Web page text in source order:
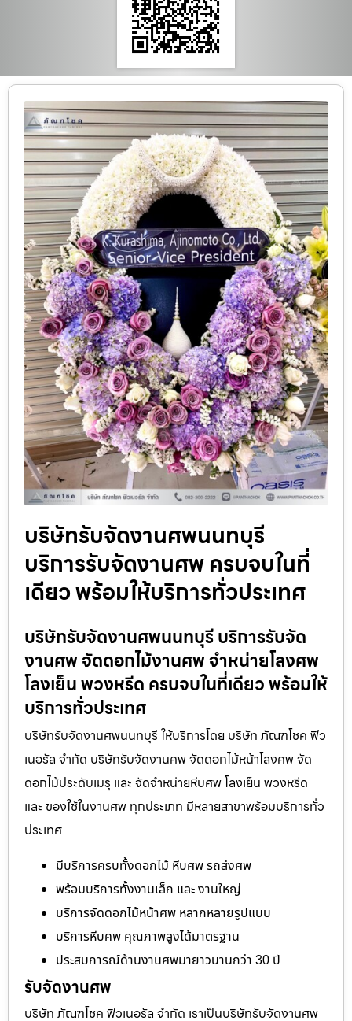
บริษัทรับจัดงานศพนนทบุรี
บริการรับจัดงานศพ ครบจบในที่
เดียว พร้อมให้บริการทั่วประเทศ
บริษัทรับจัดงานศพนนทบุรี บริการรับจัด
งานศพ จัดดอกไม้งานศพ จำหน่ายโลงศพ
โลงเย็น พวงหรีด ครบจบในที่เดียว พร้อมให้
บริการทั่วประเทศ
บริษัทรับจัดงานศพนนทบุรี ให้บริการโดย บริษัท ภัณฑโชค ฟิว
เนอรัล จำกัด บริษัทรับจัดงานศพ จัดดอกไม้หน้าโลงศพ จัด
ดอกไม้ประดับเมรุ และ จัดจำหน่ายหีบศพ โลงเย็น พวงหรีด
และ ของใช้ในงานศพ ทุกประเภท มีหลายสาขาพร้อมบริการทั่ว
ประเทศ
มีบริการครบทั้งดอกไม้ หีบศพ รถส่งศพ
พร้อมบริการทั้งงานเล็ก และ งานใหญ่
บริการจัดดอกไม้หน้าศพ หลากหลายรูปแบบ
บริการหีบศพ คุณภาพสูงได้มาตรฐาน
ประสบการณ์ด้านงานศพมายาวนานกว่า 30 ปี
รับจัดงานศพ
บริษัท ภัณฑโชค ฟิวเนอรัล จำกัด เราเป็นบริษัทรับจัดงานศพ